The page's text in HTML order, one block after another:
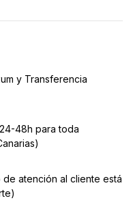
y Transferencia
48h para toda
atención al cliente está